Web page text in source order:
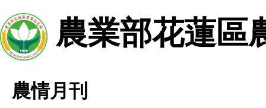
農業部花蓮區
農情月刊